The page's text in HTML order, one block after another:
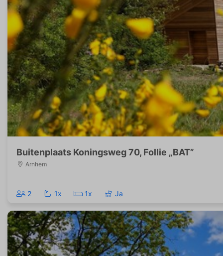
Buitenplaats Koningsweg 70, Follie „BAT”
Arnhem
2 1x 1x Ja